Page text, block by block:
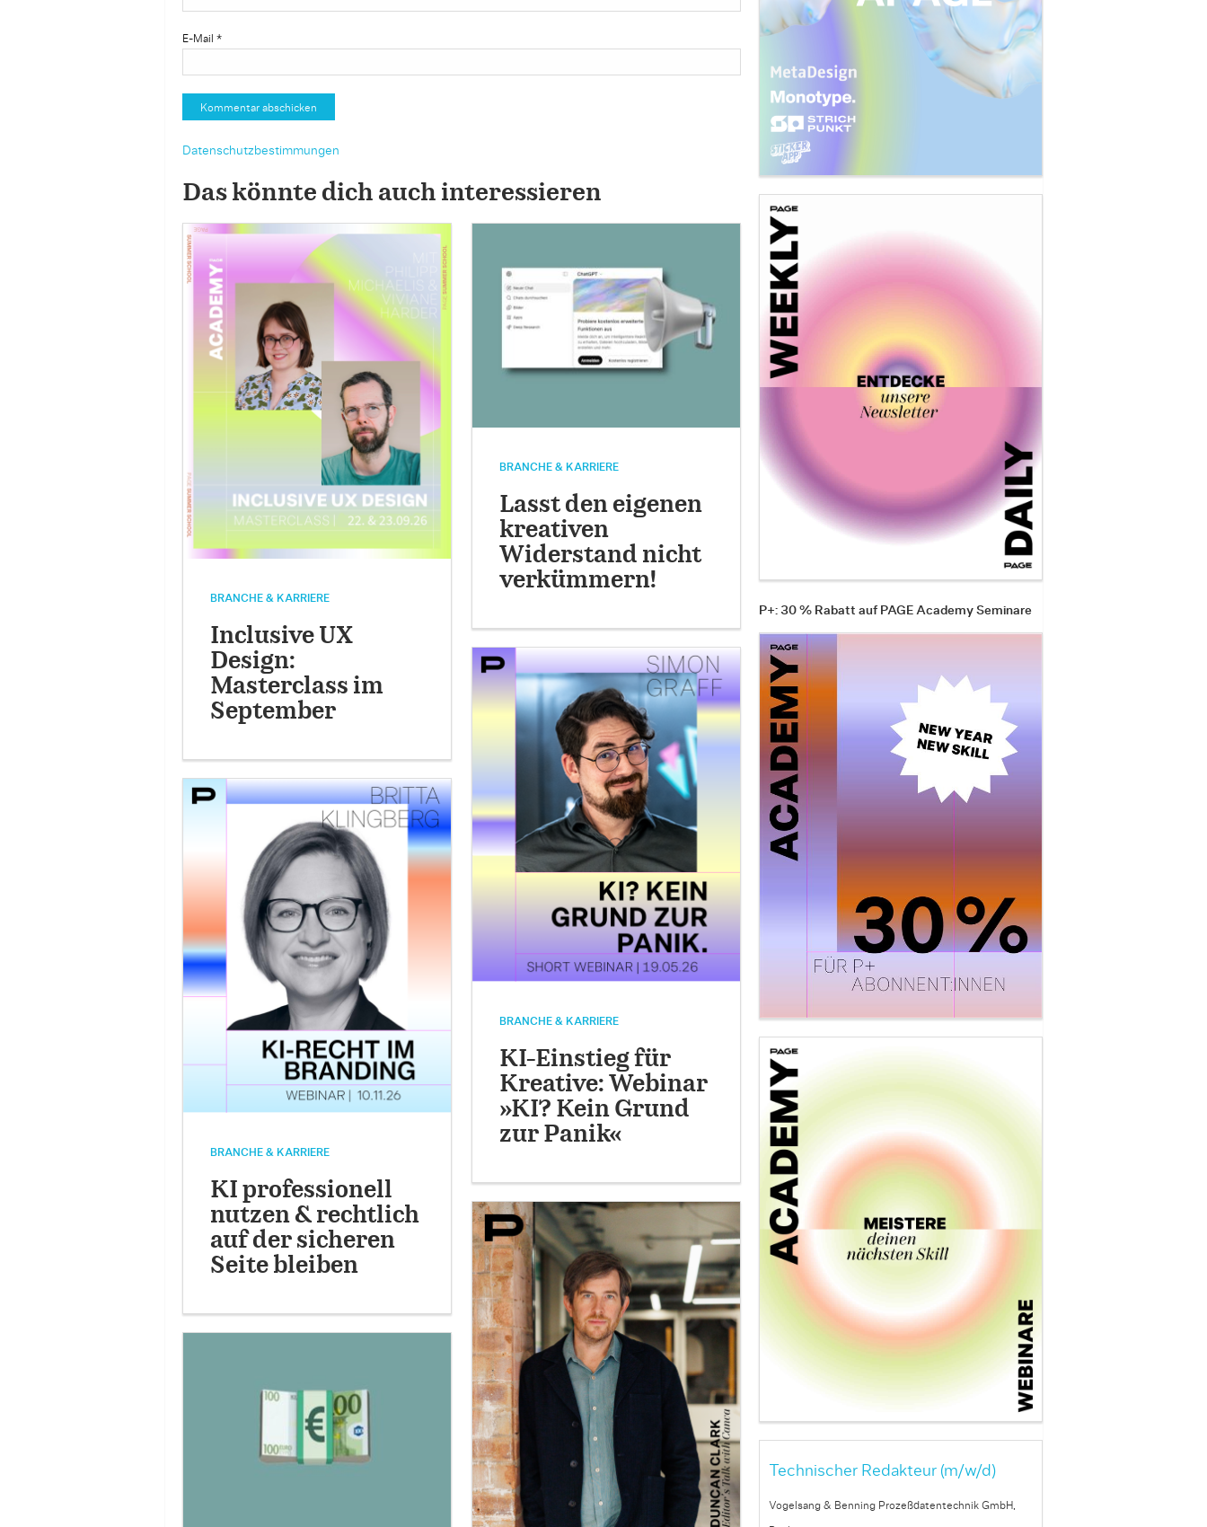
E-Mail *
Datenschutzbestimmungen
Das könnte dich auch interessieren
BRANCHE & KARRIERE
Inclusive UX
Design:
Masterclass im
September
BRANCHE & KARRIERE
Lasst den eigenen
kreativen
Widerstand nicht
verkümmern!
BRANCHE & KARRIERE
KI professionell
nutzen & rechtlich
auf der sicheren
Seite bleiben
BRANCHE & KARRIERE
KI-Einstieg für
Kreative: Webinar
»KI? Kein Grund
zur Panik«
P+: 30 % Rabatt auf PAGE Academy Seminare
Technischer Redakteur (m/w/d)
Vogelsang & Benning Prozeßdatentechnik GmbH,